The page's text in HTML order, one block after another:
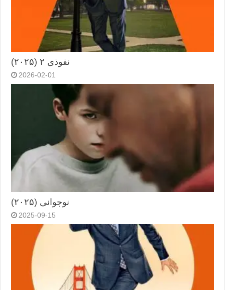
نفوذی ۲ (۲۰۲۵)
2026-02-01
نوجوانی (۲۰۲۵)
2025-09-15